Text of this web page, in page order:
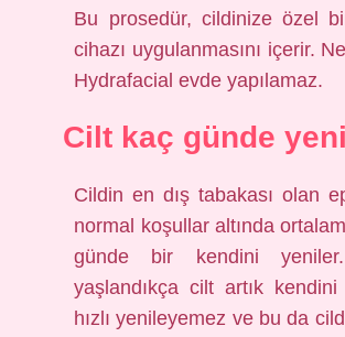
Bu prosedür, cildinize özel
cihazı uygulanmasını içerir.
Hydrafacial evde yapılamaz.
Cilt kaç günde
Cildin en dış tabakası olan
normal koşullar altında
günde bir kendini
yaşlandıkça cilt artık
hızlı yenileyemez ve bu da